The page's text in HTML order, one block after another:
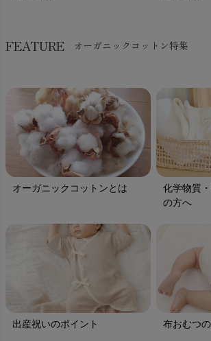
FEATURE オーガニックコットン特集
オーガニックコットンとは
化学物質
の方へ
出産祝いのポイント 布おむつ